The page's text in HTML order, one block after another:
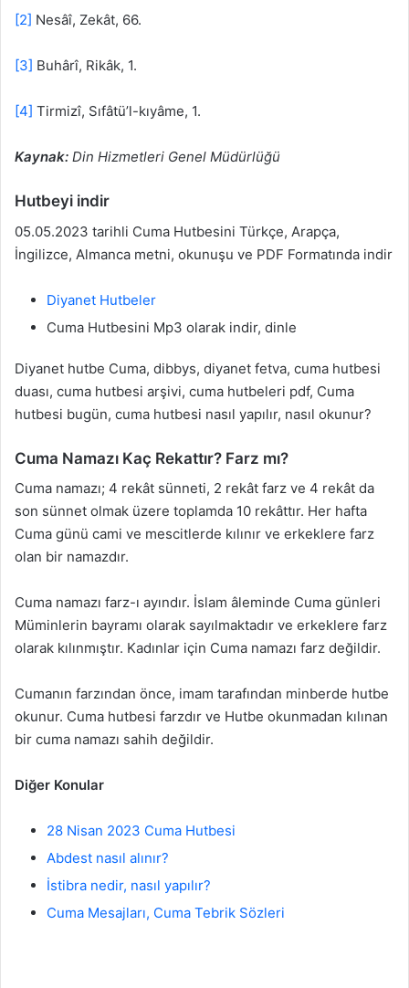
[2] Nesâî, Zekât, 66.
[3] Buhârî, Rikâk, 1.
[4] Tirmizî, Sıfâtü’l-kıyâme, 1.
Kaynak: Din Hizmetleri Genel Müdürlüğü
Hutbeyi indir
05.05.2023 tarihli Cuma Hutbesini Türkçe, Arapça,
İngilizce, Almanca metni, okunuşu ve PDF Formatında indir
Diyanet Hutbeler
Cuma Hutbesini Mp3 olarak indir, dinle
Diyanet hutbe Cuma, dibbys, diyanet fetva, cuma hutbesi
duası, cuma hutbesi arşivi, cuma hutbeleri pdf, Cuma
hutbesi bugün, cuma hutbesi nasıl yapılır, nasıl okunur?
Cuma Namazı Kaç Rekattır? Farz mı?
Cuma namazı; 4 rekât sünneti, 2 rekât farz ve 4 rekât da
son sünnet olmak üzere toplamda 10 rekâttır. Her hafta
Cuma günü cami ve mescitlerde kılınır ve erkeklere farz
olan bir namazdır.
Cuma namazı farz-ı ayındır. İslam âleminde Cuma günleri
Müminlerin bayramı olarak sayılmaktadır ve erkeklere farz
olarak kılınmıştır. Kadınlar için Cuma namazı farz değildir.
Cumanın farzından önce, imam tarafından minberde hutbe
okunur. Cuma hutbesi farzdır ve Hutbe okunmadan kılınan
bir cuma namazı sahih değildir.
Diğer Konular
28 Nisan 2023 Cuma Hutbesi
Abdest nasıl alınır?
İstibra nedir, nasıl yapılır?
Cuma Mesajları, Cuma Tebrik Sözleri